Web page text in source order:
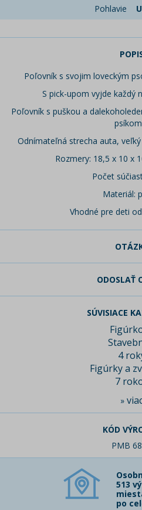
Pohlavie
Poľovník s svojim loveckým
S pick-upom vyjde každý
Poľovník s puškou a
Odnímateľná strecha auta,
Rozmery: 18,5 x 10 x
Počet
Materiál:
Vhodné pre deti
ODOSLAŤ
SÚVISIACE
4
Figúrky a
7
»
KÓD
PMB
513
po